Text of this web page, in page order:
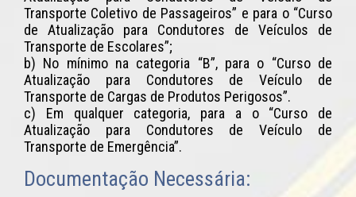
Transporte Coletivo de Passageiros” e para o “Curso
de Atualização para Condutores de Veículos de
Transporte de Escolares”;
b) No mínimo na categoria “B”, para o “Curso de
Atualização para Condutores de Veículo de
Transporte de Cargas de Produtos Perigosos”.
c) Em qualquer categoria, para a o “Curso de
Atualização para Condutores de Veículo de
Transporte de Emergência”.
Documentação Necessária: